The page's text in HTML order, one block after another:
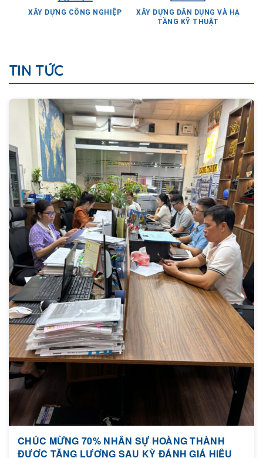
CHÚC MỪNG 70% NHÂN SỰ HOÀNG THÀNH
ĐƯỢC TĂNG LƯƠNG SAU KỲ ĐÁNH GIÁ HIỆU
QUẢ CÔNG VIỆC 6 THÁNG ĐẦU NĂM 2026.